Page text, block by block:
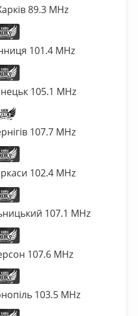
89.3 MHz
101.4 MHz
105.1 MHz
107.7 MHz
102.4 MHz
107.1 MHz
107.6 MHz
103.5 MHz